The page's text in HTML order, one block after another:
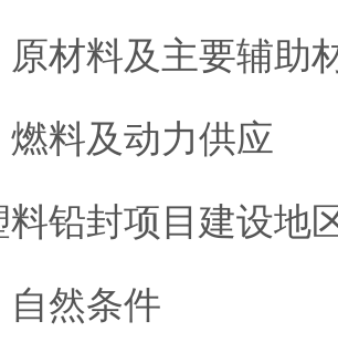
原材料及主要辅助
燃料及动力供应
料铅封项目建设地
自然条件